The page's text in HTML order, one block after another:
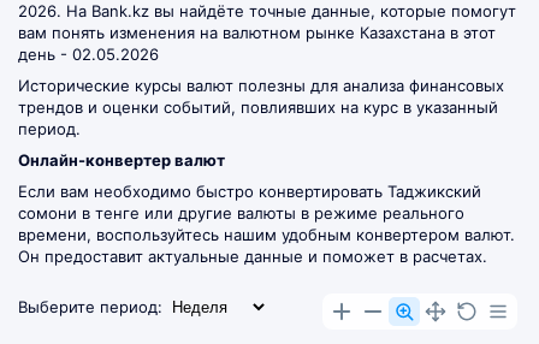
2026. На Bank.kz вы найдёте точные данные, которые помогут
вам понять изменения на валютном рынке Казахстана в этот
день - 02.05.2026
Исторические курсы валют полезны для анализа финансовых
трендов и оценки событий, повлиявших на курс в указанный
период.
Онлайн-конвертер валют
Если вам необходимо быстро конвертировать Таджикский
сомони в тенге или другие валюты в режиме реального
времени, воспользуйтесь нашим удобным конвертером валют.
Он предоставит актуальные данные и поможет в расчетах.
Выберите период: